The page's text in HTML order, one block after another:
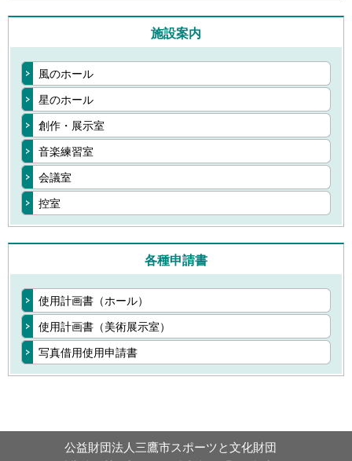
施設案内
風のホール
星のホール
創作・展示室
音楽練習室
会議室
控室
各種申請書
使用計画書（ホール）
使用計画書（美術展示室）
写真借用使用申請書
公益財団法人三鷹市スポーツと文化財団